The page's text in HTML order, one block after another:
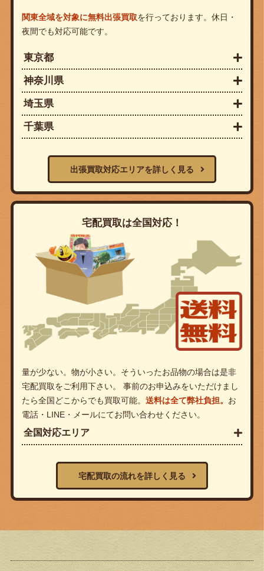
関東全域を対象に無料出張買取を行っております。休日・
夜間でも対応可能です。
東京都
神奈川県
埼玉県
千葉県
出張買取対応エリアを詳しく見る
宅配買取は全国対応！
量が少ない。物が小さい。そういったお品物の場合は是非
宅配買取をご利用下さい。 事前のお申込みをいただけまし
たら全国どこからでも買取可能。 送料は全て弊社負担。 お
電話・LINE・メールにてお問い合わせください。
全国対応エリア
宅配買取の流れを詳しく見る